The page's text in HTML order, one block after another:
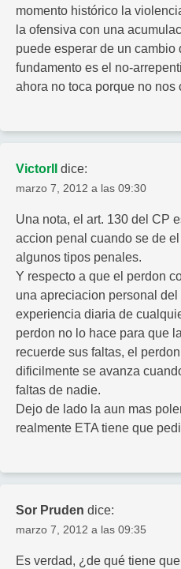
momento histórico la
la ofensiva con una
puede esperar de un cambio
fundamento es el no-
ahora no toca porque no nos
VictorII dice:
marzo 7, 2012 a las 09:30
Una nota, el art. 130 del CP
accion penal cuando se de
algunos tipos penales.
Y respecto a que el perdon
una apreciacion personal
experiencia diaria de
perdon no lo hace para que
recuerde sus faltas, el
dificilmente se avanza
faltas de nadie.
Dejo de lado la aun mas
realmente ETA tiene que
Sor Pruden dice:
marzo 7, 2012 a las 09:35
Es verdad, ¿de qué tiene